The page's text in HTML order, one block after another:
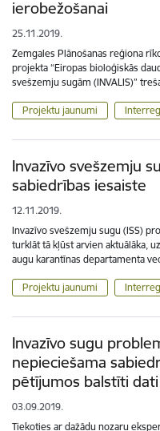
ierobežošanai
25.11.2019.
Zemgales Plānošanas reģiona
projekta “Eiropas bioloģiskās
svešzemju sugām (INVALIS)”
Projektu jaunumi
Invazīvo svešzemju
sabiedrības iesaiste
12.11.2019.
Invazīvo svešzemju sugu (ISS)
turklāt tā kļūst arvien aktuālāka,
augu karantīnas departamenta
Projektu jaunumi
Invazīvo sugu
nepieciešama
pētījumos balstīti dati
03.09.2019.
Tiekoties ar dažādu nozaru